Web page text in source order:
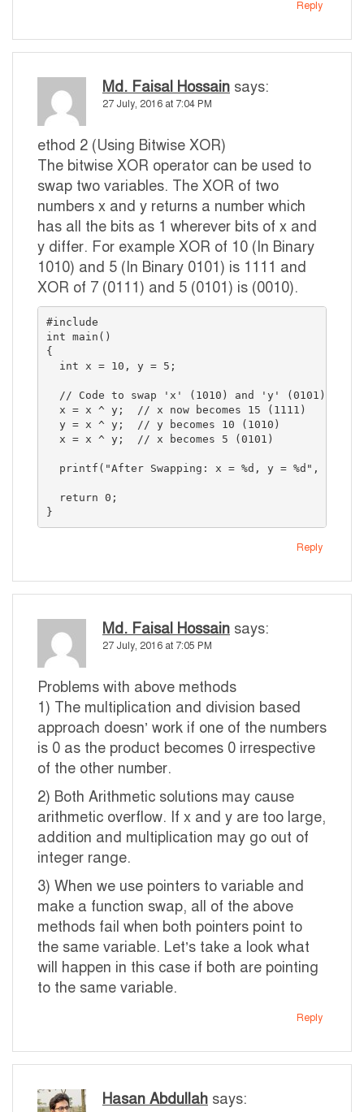
Reply
Md. Faisal Hossain says:
27 July, 2016 at 7:04 PM
ethod 2 (Using Bitwise XOR)
The bitwise XOR operator can be used to
swap two variables. The XOR of two
numbers x and y returns a number which
has all the bits as 1 wherever bits of x and
y differ. For example XOR of 10 (In Binary
1010) and 5 (In Binary 0101) is 1111 and
XOR of 7 (0111) and 5 (0101) is (0010).
#include
int main()
{
  int x = 10, y = 5;
  // Code to swap 'x' (1010) and 'y' (0101)
  x = x ^ y;  // x now becomes 15 (1111)
  y = x ^ y;  // y becomes 10 (1010)
  x = x ^ y;  // x becomes 5 (0101)
  printf("After Swapping: x = %d, y = %d", x, y);
  return 0;
}
Reply
Md. Faisal Hossain says:
27 July, 2016 at 7:05 PM
Problems with above methods
1) The multiplication and division based
approach doesn’ work if one of the numbers
is 0 as the product becomes 0 irrespective
of the other number.
2) Both Arithmetic solutions may cause
arithmetic overflow. If x and y are too large,
addition and multiplication may go out of
integer range.
3) When we use pointers to variable and
make a function swap, all of the above
methods fail when both pointers point to
the same variable. Let’s take a look what
will happen in this case if both are pointing
to the same variable.
Reply
Hasan Abdullah says: